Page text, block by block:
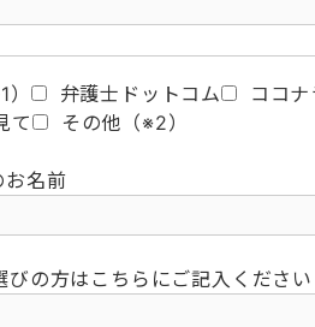
弁護士ドットコム
ココ
て
その他（※2）
お名前
びの方はこちらにご記入ください